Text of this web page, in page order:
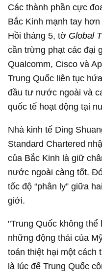
Các thành phần cực
Bắc Kinh mạnh tay
Hồi tháng 5, tờ Global
cần trừng phạt các đại
Qualcomm, Cisco và
Trung Quốc liên tục
đầu tư nước ngoài và
quốc tế hoạt động tại
Nhà kinh tế Ding
Standard Chartered
của Bắc Kinh là giữ
nước ngoài càng tốt.
tốc độ “phân ly” giữa
giới.
"Trung Quốc không
những động thái của
toán thiệt hại một cách
là lúc để Trung Quốc